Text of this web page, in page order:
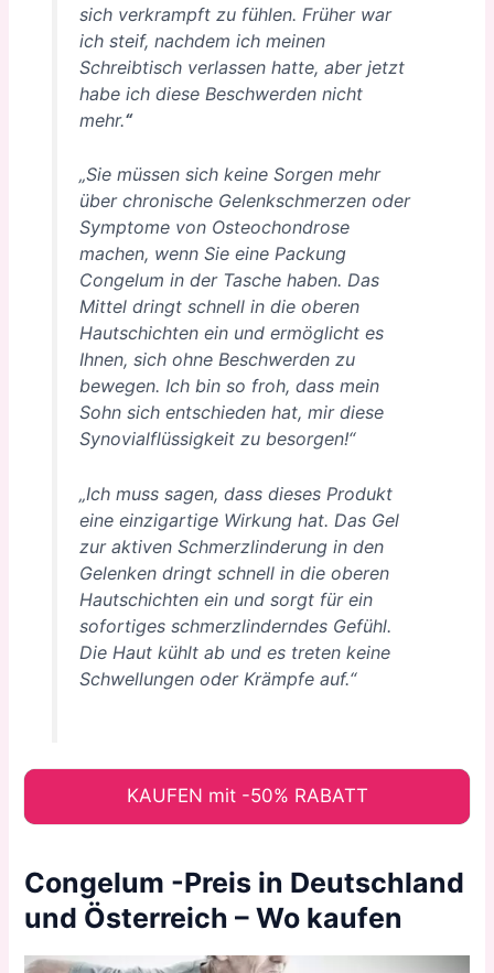
sich verkrampft zu fühlen. Früher war
ich steif, nachdem ich meinen
Schreibtisch verlassen hatte, aber jetzt
habe ich diese Beschwerden nicht
mehr.“
„Sie müssen sich keine Sorgen mehr
über chronische Gelenkschmerzen oder
Symptome von Osteochondrose
machen, wenn Sie eine Packung
Congelum in der Tasche haben. Das
Mittel dringt schnell in die oberen
Hautschichten ein und ermöglicht es
Ihnen, sich ohne Beschwerden zu
bewegen. Ich bin so froh, dass mein
Sohn sich entschieden hat, mir diese
Synovialflüssigkeit zu besorgen!“
„Ich muss sagen, dass dieses Produkt
eine einzigartige Wirkung hat. Das Gel
zur aktiven Schmerzlinderung in den
Gelenken dringt schnell in die oberen
Hautschichten ein und sorgt für ein
sofortiges schmerzlinderndes Gefühl.
Die Haut kühlt ab und es treten keine
Schwellungen oder Krämpfe auf.“
KAUFEN mit -50% RABATT
Congelum -Preis in Deutschland
und Österreich – Wo kaufen